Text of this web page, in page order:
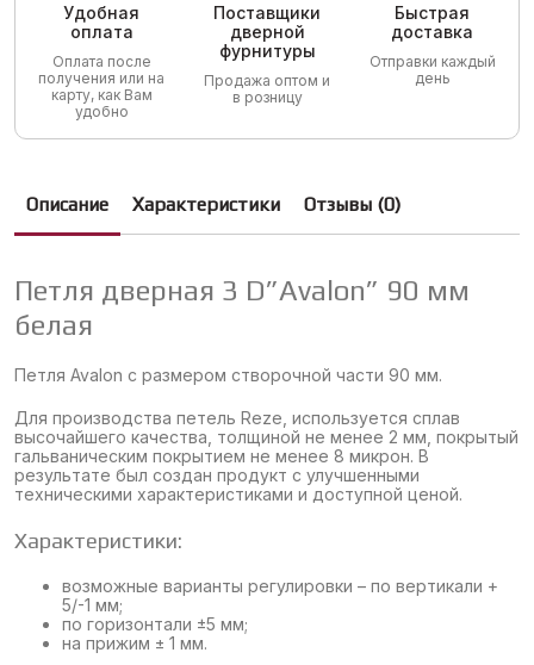
Удобная
оплата
Оплата после
получения или на
карту, как Вам
удобно
Поставщики
дверной
фурнитуры
Продажа оптом и
в розницу
Быстрая
доставка
Отправки каждый
день
Описание Характеристики Отзывы (0)
Петля дверная 3 D”Avalon” 90 мм
белая
Петля Avalon с размером створочной части 90 мм.
Для производства петель Reze, используется сплав
высочайшего качества, толщиной не менее 2 мм, покрытый
гальваническим покрытием не менее 8 микрон. В
результате был создан продукт с улучшенными
техническими характеристиками и доступной ценой.
Характеристики:
возможные варианты регулировки – по вертикали +
5/-1 мм;
по горизонтали ±5 мм;
на прижим ± 1 мм.